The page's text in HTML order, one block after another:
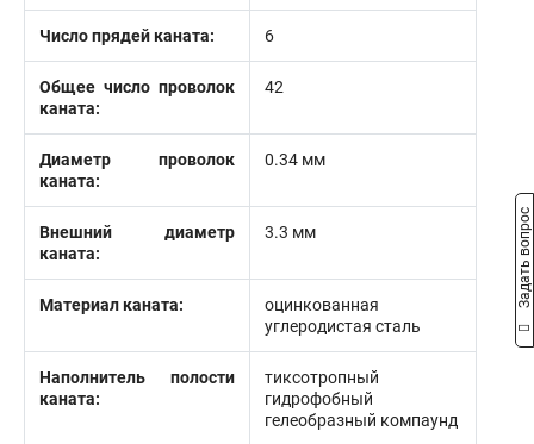
Число прядей каната: 6
Общее число проволок
каната:
42
Диаметр проволок
каната:
0.34 мм
Внешний диаметр
каната:
3.3 мм
Материал каната:
оцинкованная
углеродистая сталь
Наполнитель полости
каната:
тиксотропный
гидрофобный
гелеобразный компаунд
Задать вопрос